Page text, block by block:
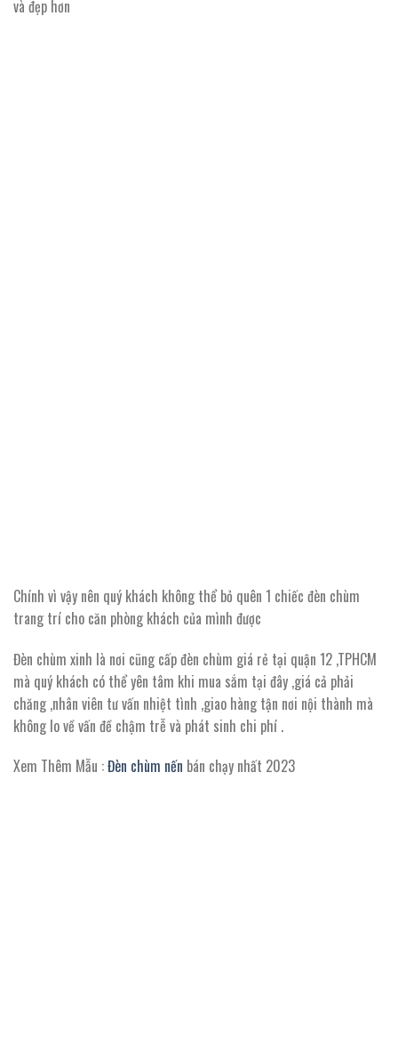
Chính vì vậy nên quý khách không thể bỏ quên 1 chiếc đèn chùm
trang trí cho căn phòng khách của mình được
Đèn chùm xinh là nơi cũng cấp đèn chùm giá rẻ tại quận 12 ,TPHCM
mà quý khách có thể yên tâm khi mua sắm tại đây ,giá cả phải
chăng ,nhân viên tư vấn nhiệt tình ,giao hàng tận nơi nội thành mà
không lo về vấn đề chậm trễ và phát sinh chi phí .
Xem Thêm Mẫu :Đèn chùm nến bán chạy nhất 2023